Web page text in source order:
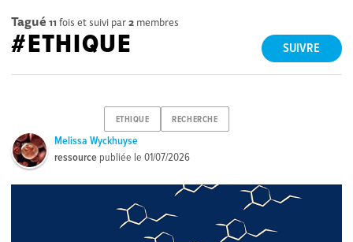
Tagué 11 fois et suivi par2 membres
SUIVRE
#ETHIQUE
ETHIQUE RECHERCHE
Melissa Wyckhuyse
ressource publiée le01/07/2026